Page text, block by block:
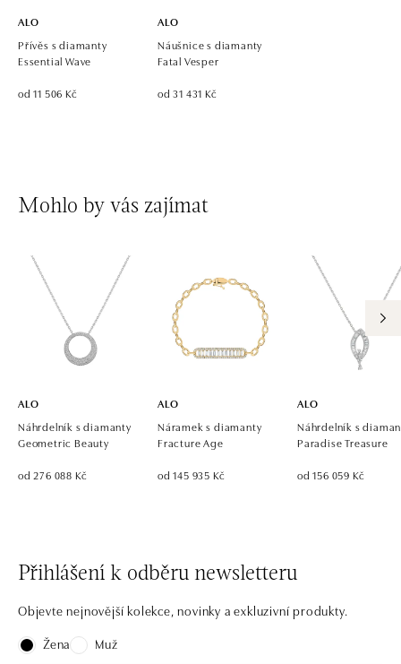
ALO
Přívěs s diamanty
Essential Wave
od 11 506 Kč
ALO
Náušnice s diamanty
Fatal Vesper
od 31 431 Kč
Mohlo by vás zajímat
ALO
Náhrdelník s diamanty
Geometric Beauty
od 276 088 Kč
ALO
Náramek s diamanty
Fracture Age
od 145 935 Kč
ALO
Náhrdelník s
Paradise Treasure
od 156 059 Kč
Přihlášení k odběru newsletteru
Objevte nejnovější kolekce, novinky a exkluzivní produkty.
Žena
Muž